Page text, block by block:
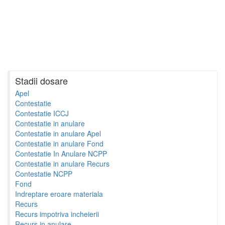
Stadii dosare
Apel
Contestatie
Contestatie ICCJ
Contestatie in anulare
Contestatie in anulare Apel
Contestatie in anulare Fond
Contestatie In Anulare NCPP
Contestatie in anulare Recurs
Contestatie NCPP
Fond
Indreptare eroare materiala
Recurs
Recurs impotriva incheierii